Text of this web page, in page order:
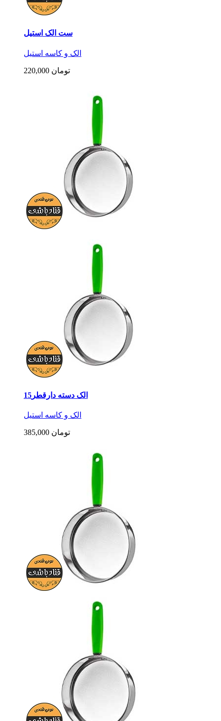
ست الک استیل
الک و کاسه استیل
220,000 تومان
الک دسته دارقطر15
الک و کاسه استیل
385,000 تومان